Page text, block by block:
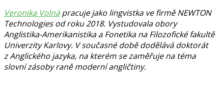
Veronika Volnápracuje jako lingvistka ve firmě NEWTON
Technologies od roku 2018. Vystudovala obory
Anglistika-Amerikanistika a Fonetika na Filozofické fakultě
Univerzity Karlovy. V současné době dodělává doktorát
z Anglického jazyka, na kterém se zaměřuje na téma
slovní zásoby raně moderní angličtiny.